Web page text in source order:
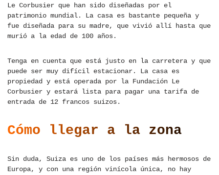
Le Corbusier que han sido diseñadas por el
patrimonio mundial. La casa es bastante pequeña y
fue diseñada para su madre, que vivió allí hasta que
murió a la edad de 100 años.
Tenga en cuenta que está justo en la carretera y que
puede ser muy difícil estacionar. La casa es
propiedad y está operada por la Fundación Le
Corbusier y estará lista para pagar una tarifa de
entrada de 12 francos suizos.
Cómo llegar a la zona
Sin duda, Suiza es uno de los países más hermosos de
Europa, y con una región vinícola única, no hay